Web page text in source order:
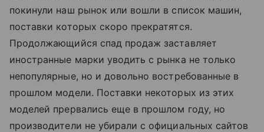
покинули наш рынок или вошли в список машин,
поставки которых скоро прекратятся.
Продолжающийся спад продаж заставляет
иностранные марки уводить с рынка не только
непопулярные, но и довольно востребованные в
прошлом модели. Поставки некоторых из этих
моделей прервались еще в прошлом году, но
производители не убирали с официальных сайтов